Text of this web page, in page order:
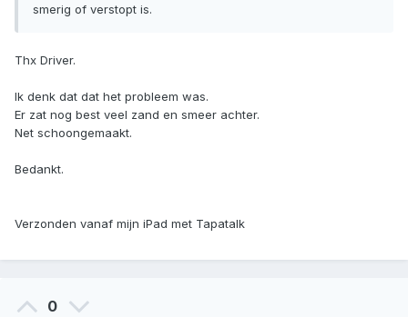
smerig of verstopt is.
Thx Driver.
Ik denk dat dat het probleem was.
Er zat nog best veel zand en smeer achter.
Net schoongemaakt.
Bedankt.
Verzonden vanaf mijn iPad met Tapatalk
0